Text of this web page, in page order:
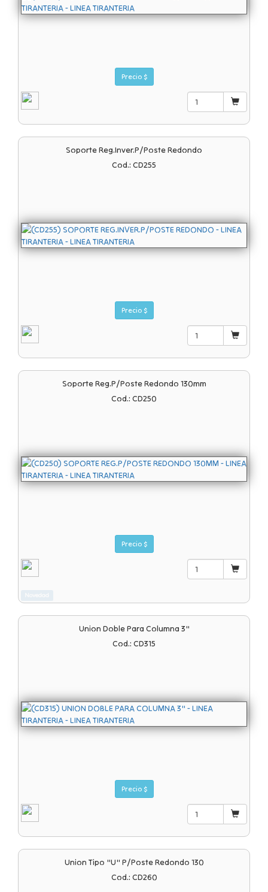
Precio $
Soporte Reg.inver.p/poste Redondo
Cod.: CD255
Precio $
Soporte Reg.p/poste Redondo 130mm
Cod.: CD250
Precio $
Union Doble Para Columna 3"
Cod.: CD315
Precio $
Union Tipo "u" P/poste Redondo 130
Cod.: CD260